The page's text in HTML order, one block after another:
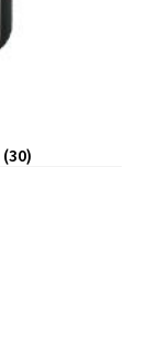
(30)